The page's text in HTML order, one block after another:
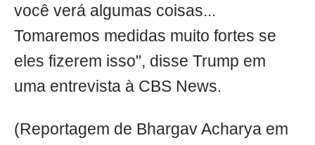
você verá algumas coisas...
Tomaremos medidas muito fortes se
eles fizerem isso", disse Trump em
uma entrevista à CBS News.
(Reportagem de Bhargav Acharya em